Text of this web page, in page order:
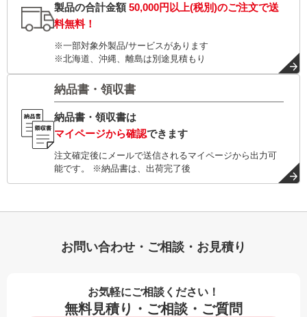
製品の合計金額50,000円以上(税別)のご注文で送
料無料！
※一部対象外製品/サービスがあります
※北海道、沖縄、離島は別途見積もり
納品書・領収書
納品書・領収書は
マイページから確認できます
注文確定後にメールで送信されるマイページから出力可
能です。 ※納品書は、出荷完了後
お問い合わせ・ご相談・お見積り
お気軽にご相談ください！
無料見積り・ご相談・ご質問